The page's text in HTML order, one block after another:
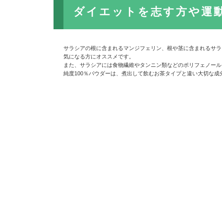
ダイエットを志す方や運
サラシアの根に含まれるマンジフェリン、根や茎に含まれるサ
気になる方にオススメです。
また、サラシアには食物繊維やタンニン類などのポリフェノー
純度100％パウダーは、煮出して飲むお茶タイプと違い大切な成